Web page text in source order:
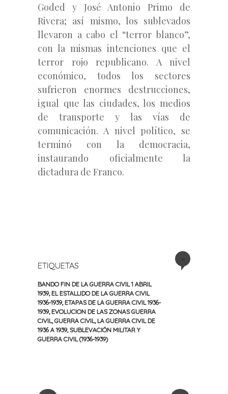
Goded y José Antonio Primo de
Rivera; así mismo, los sublevados
llevaron a cabo el “terror blanco”,
con la mismas intenciones que el
terror rojo republicano. A nivel
económico, todos los sectores
sufrieron enormes destrucciones,
igual que las ciudades, los medios
de transporte y las vías de
comunicación. A nivel político, se
terminó con la democracia,
instaurando oficialmente la
dictadura de Franco.
ETIQUETAS
BANDO FIN DE LA GUERRA CIVIL 1 ABRIL
1939, EL ESTALLIDO DE LA GUERRA CIVIL
1936-1939, ETAPAS DE LA GUERRA CIVIL 1936-
1939, EVOLUCION DE LAS ZONAS GUERRA
CIVIL ,GUERRA CIVIL LA GUERRA CIVIL DE
1936 A 1939, SUBLEVACIÓN MILITAR Y
GUERRA CIVIL (1936-1939)